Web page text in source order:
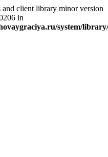
client library minor version
in
system/